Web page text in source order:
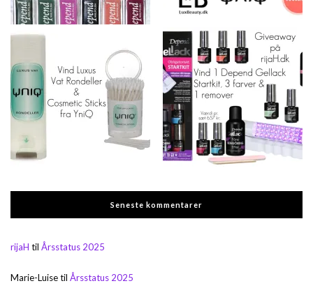
Seneste kommentarer
rijaH til Årsstatus 2025
Marie-Luisetil Årsstatus 2025